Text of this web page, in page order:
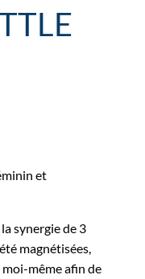
et
synergie de 3
magnétisées,
même afin de